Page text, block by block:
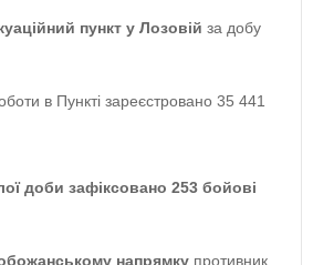
пункт у Лозовій за добу
в Пункті зареєстровано 35 441
доби зафіксовано 253 бойові
напрямкупротивник